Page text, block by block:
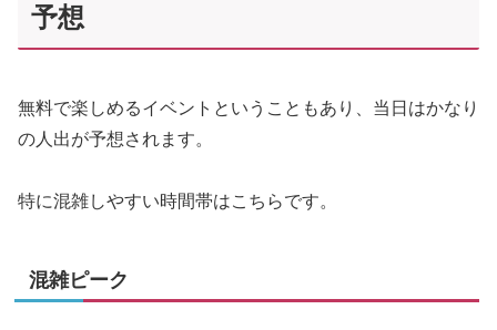
予想
無料で楽しめるイベントということもあり、当日はかなり
の人出が予想されます。
特に混雑しやすい時間帯はこちらです。
混雑ピーク